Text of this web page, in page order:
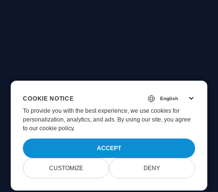
COOKIE NOTICE
To provide you with the best experience, we use cookies for
personalization, analytics, and ads. By using our site, you agree
toour cookie policy.
ACCEPT
CUSTOMIZE DENY